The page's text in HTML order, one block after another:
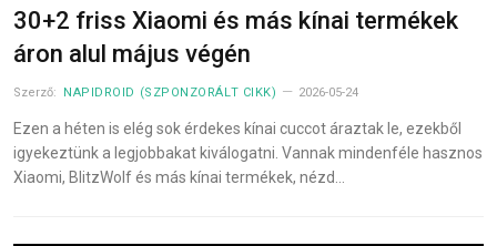
30+2 friss Xiaomi és más kínai termékek
áron alul május végén
Szerző: NAPIDROID (SZPONZORÁLT CIKK) 2026-05-24
Ezen a héten is elég sok érdekes kínai cuccot áraztak le, ezekből
igyekeztünk a legjobbakat kiválogatni. Vannak mindenféle hasznos
Xiaomi, BlitzWolf és más kínai termékek, nézd…